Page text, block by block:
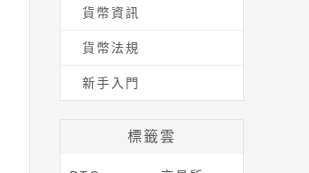
貨幣資訊
貨幣法規
新手入門
標籤雲